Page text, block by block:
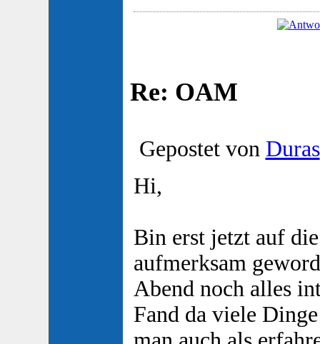
Re: OAM
Gepostet von Duras
Hi,
Bin erst jetzt auf
aufmerksam
Abend noch alles
Fand da viele